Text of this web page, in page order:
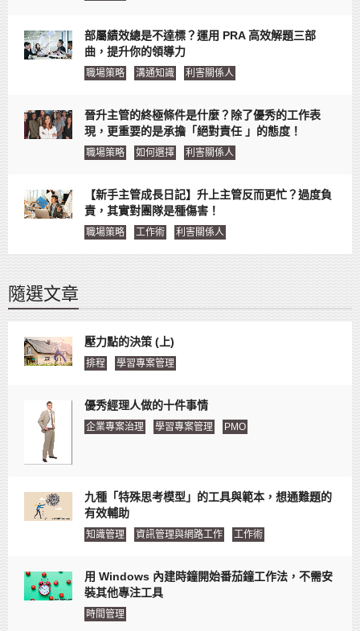
部屬績效總是不達標？運用 PRA 高效解題三部
曲，提升你的領導力
職場策略 溝通知識 利害關係人
晉升主管的終極條件是什麼？除了優秀的工作表
現，更重要的是承擔「絕對責任 」的態度！
職場策略 如何選擇 利害關係人
【新手主管成長日記】升上主管反而更忙？過度負
責，其實對團隊是種傷害！
職場策略 工作術 利害關係人
隨選文章
壓力點的決策 (上)
排程 學習專案管理
優秀經理人做的十件事情
企業專案治理 學習專案管理 PMO
九種「特殊思考模型」的工具與範本，想通難題的
有效輔助
知識管理 資訊管理與網路工作 工作術
用 Windows 內建時鐘開始番茄鐘工作法，不需安
裝其他專注工具
時間管理